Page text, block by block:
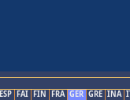
ESP FAI FIN FRA GER GRE INA